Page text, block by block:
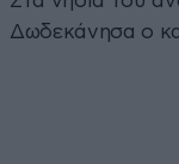
Δωδεκάνησα ο